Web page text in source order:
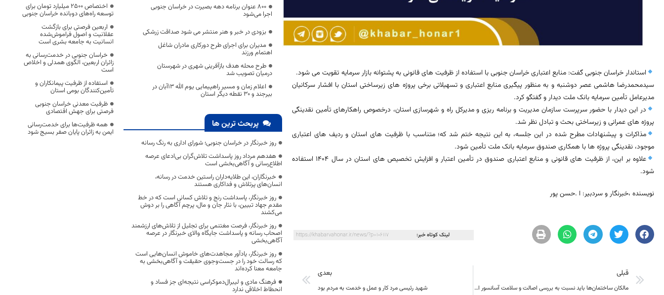
استاندار خراسان جنوبی گفت: منابع اعتباری خراسان جنوبی با استفاده از ظرفیت های قانونی به پشتوانه بازار سرمایه تقویت می شود.
سیدمحمدرضا هاشمی عصر دوشنبه و به منظور پیگیری منابع اعتباری و تسهیلاتی برخی پروژه های زیرساختی استان با افشار سرکانیان
مدیرعامل تأمین سرمایه بانک ملت دیدار و گفتگو کرد.
در این دیدار با حضور سرپرست سازمان مدیریت و برنامه ریزی و مدیرکل راه و شهرسازی استان، درخصوص راهکارهای تأمین نقدینگی
پروژه های عمرانی و زیرساختی بحث و تبادل نظر شد.
مذاکرات و پیشنهادات مطرح شده در این جلسه، به این نتیجه ختم شد که؛ متناسب با ظرفیت های استان و ردیف های اعتباری
موجود، نقدینگی پروژه ها با همکاری صندوق سرمایه بانک ملت تأمین شود.
علاوه بر این، از ظرفیت های قانونی و منابع اعتباری صندوق در تأمین اعتبار و افزایش تخصیص های استان در سال ۱۴۰۴ استفاده
شود.
نویسنده ،خبرنگار و سردبیر: ا .حسن پور
لینک کوتاه خبر: https://khabarvahonar.ir/news/?p=106117
قبلی
مالکان ساختمان‌ها باید نسبت به بررسی اصالت و سلامت آسانسور اقدام کنند
بعدی
شهید رئیسی مرد کار و عمل و خدمت به مردم بود
۸۰۰ عنوان برنامه دهه بصیرت در خراسان جنوبی
اجرا می‌شود
بزودی در خبر و هنر منتشر می شود صداقت زرشکی
مدیران برای اجرای طرح دورکاری مادران شاغل
اهتمام ورزند
طرح محله هدف بازآفرینی شهری در شهرستان
درمیان تصویب شد
اعلام زمان و مسیر راهپیمایی یوم الله 13آبان در
بیرجند و 30 نقطه دیگر استان
پربحث ترین ها
روز خبرنگار در خراسان جنوبی؛ شورای اداری به رنگ رسانه
هفدهم مرداد روز پاسداشت تلاش‌گران بی‌ادعای عرصه
اطلاع‌رسانی و آگاهی‌بخشی است
خبرنگاران، این طلایه‌داران راستین خدمت در رسانه،
انسان‌های پرتلاش و فداکاری هستند
روز خبرنگار، پاسداشت رنج و تلاش کسانی است که در خط
مقدم جهاد تبیین، با نثار جان و مال، پرچم آگاهی را بر دوش
می‌کشند
روز خبرنگار، فرصت مغتنمی برای تجلیل از تلاش‌های ارزشمند
اصحاب رسانه و پاسداشت جایگاه والای خبرنگار در عرصه
آگاهی‌بخشی
روز خبرنگار، یادآور مجاهدت‌های خاموش انسان‌هایی است
که رسالت خود را در جست‌وجوی حقیقت و آگاهی‌بخشی به
جامعه معنا کرده‌اند
فرهنگ مادی و لیبرال‌دموکراسی نتیجه‌ای جز فساد و
انحطاط اخلاقی ندارد
اختصاص 2500 میلیارد تومان برای
توسعه راه‌های دوبانده خراسان جنوبی
اربعین فرصتی برای بازگشت
عقلانیت و اصول فراموش‌شده
انسانیت به جامعه بشری است
خراسان جنوبی در خدمت‌رسانی به
زائران اربعین، الگوی همدلی و اخلاص
است
استفاده از ظرفیت پیمانکاران و
تأمین‌کنندگان بومی استان
ظرفیت معدنی خراسان جنوبی
فرصتی برای جهش اقتصادی
همه ظرفیت‌ها برای خدمت‌رسانی
ایمن به زائران پایان صفر بسیج شود